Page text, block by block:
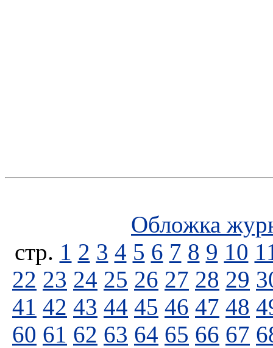
Обложка
стp. 1 2 3 4 5 6 7 8 9 10
22 23 24 25 26 27 28 29
41 42 43 44 45 46 47 48
60 61 62 63 64 65 66 67